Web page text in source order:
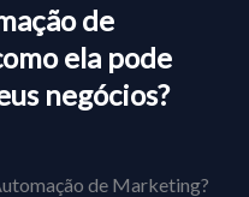
de
ela pode
negócios?
de Marketing?